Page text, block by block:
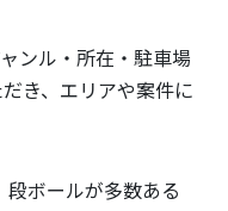
ンル・所在・駐車場
き、エリアや案件に
ボールが多数ある